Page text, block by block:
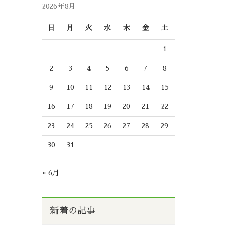
2026年8月
日 月 火 水 木 金 土
1
2 3 4 5 6 7 8
9 10 11 12 13 14 15
16 17 18 19 20 21 22
23 24 25 26 27 28 29
30 31
« 6月
新着の記事